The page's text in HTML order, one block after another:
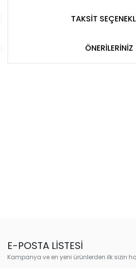
TAKSİT
ÖNERİLERİNİZ
E-POSTA LİSTESİ
Kampanya ve en yeni ürünlerden ilk sizin